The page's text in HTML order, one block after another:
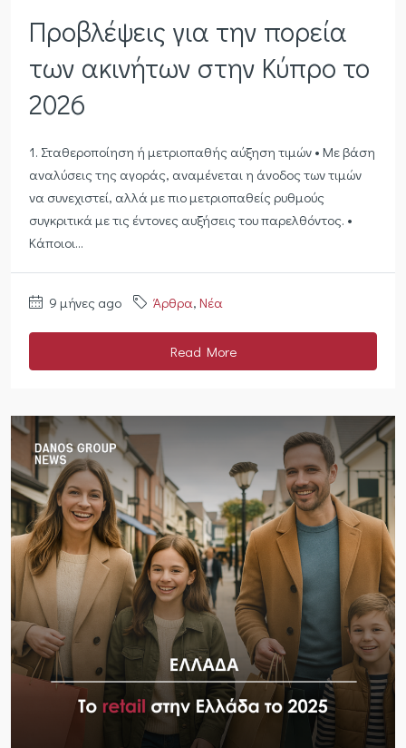
Προβλέψεις για την πορεία
των ακινήτων στην Κύπρο το
2026
1. Σταθεροποίηση ή μετριοπαθής αύξηση τιμών • Με βάση
αναλύσεις της αγοράς, αναμένεται η άνοδος των τιμών
να συνεχιστεί, αλλά με πιο μετριοπαθείς ρυθμούς
συγκριτικά με τις έντονες αυξήσεις του παρελθόντος. •
Κάποιοι...
9 μήνες ago Άρθρα, Νέα
Read More